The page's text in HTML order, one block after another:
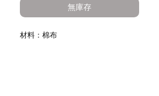
無庫存
材料：棉布